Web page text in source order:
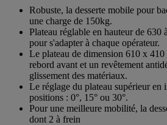
étoiles.
Robuste, la desserte mobile pour
une charge de 150kg.
Plateau réglable en hauteur de 630
pour s'adapter à chaque opérateur.
Le plateau de dimension 610 x 410
rebord avant et un revêtement
glissement des matériaux.
Le réglage du plateau supérieur en
positions : 0°, 15° ou 30°.
Pour une meilleure mobilité, la
dont 2 à frein